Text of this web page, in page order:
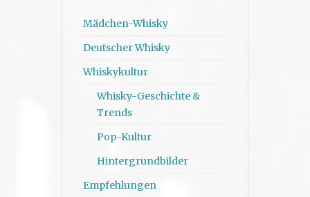
Mädchen-Whisky
Deutscher Whisky
Whiskykultur
Whisky-Geschichte &
Trends
Pop-Kultur
Hintergrundbilder
Empfehlungen